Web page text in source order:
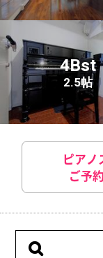
4Bst
2.5帖
ピアノ
ご予